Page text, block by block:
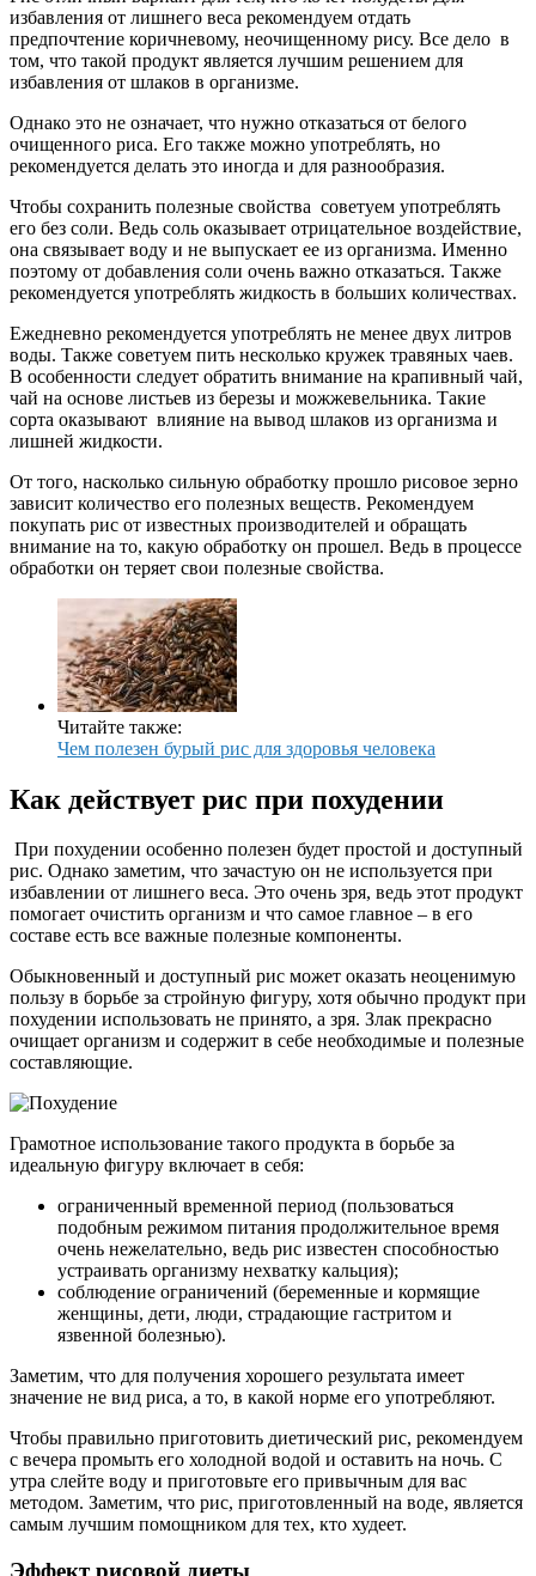
избавления от лишнего веса рекомендуем отдать
предпочтение коричневому, неочищенному рису. Все дело в
том, что такой продукт является лучшим решением для
избавления от шлаков в организме.
Однако это не означает, что нужно отказаться от белого
очищенного риса. Его также можно употреблять, но
рекомендуется делать это иногда и для разнообразия.
Чтобы сохранить полезные свойства советуем употреблять
его без соли. Ведь соль оказывает отрицательное воздействие,
она связывает воду и не выпускает ее из организма. Именно
поэтому от добавления соли очень важно отказаться. Также
рекомендуется употреблять жидкость в больших количествах.
Ежедневно рекомендуется употреблять не менее двух литров
воды. Также советуем пить несколько кружек травяных чаев.
В особенности следует обратить внимание на крапивный чай,
чай на основе листьев из березы и можжевельника. Такие
сорта оказывают влияние на вывод шлаков из организма и
лишней жидкости.
От того, насколько сильную обработку прошло рисовое зерно
зависит количество его полезных веществ. Рекомендуем
покупать рис от известных производителей и обращать
внимание на то, какую обработку он прошел. Ведь в процессе
обработки он теряет свои полезные свойства.
Читайте также:
Чем полезен бурый рис для здоровья человека
Как действует рис при похудении
При похудении особенно полезен будет простой и доступный
рис. Однако заметим, что зачастую он не используется при
избавлении от лишнего веса. Это очень зря, ведь этот продукт
помогает очистить организм и что самое главное – в его
составе есть все важные полезные компоненты.
Обыкновенный и доступный рис может оказать неоценимую
пользу в борьбе за стройную фигуру, хотя обычно продукт при
похудении использовать не принято, а зря. Злак прекрасно
очищает организм и содержит в себе необходимые и полезные
составляющие.
Грамотное использование такого продукта в борьбе за
идеальную фигуру включает в себя:
ограниченный временной период (пользоваться
подобным режимом питания продолжительное время
очень нежелательно, ведь рис известен способностью
устраивать организму нехватку кальция);
соблюдение ограничений (беременные и кормящие
женщины, дети, люди, страдающие гастритом и
язвенной болезнью).
Заметим, что для получения хорошего результата имеет
значение не вид риса, а то, в какой норме его употребляют.
Чтобы правильно приготовить диетический рис, рекомендуем
с вечера промыть его холодной водой и оставить на ночь. С
утра слейте воду и приготовьте его привычным для вас
методом. Заметим, что рис, приготовленный на воде, является
самым лучшим помощником для тех, кто худеет.
Эффект рисовой диеты